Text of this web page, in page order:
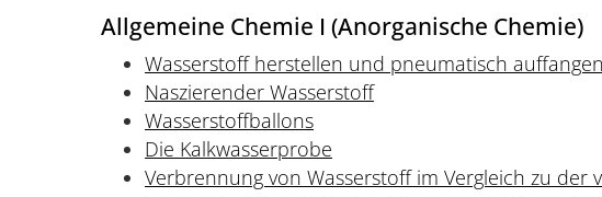
Allgemeine Chemie I (Anorganische Chemie)
Wasserstoff herstellen und pneumatisch auffangen
Naszierender Wasserstoff
Wasserstoffballons
Die Kalkwasserprobe
Verbrennung von Wasserstoff im Vergleich zu der